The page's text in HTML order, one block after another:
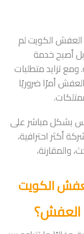
الكويت لم
أصبح خدمة
ومع تزايد متطلبات
أمرًا ضروريًا
بشكل مباشر على
أكثر احترافية،
والمقارنة،
الكويت